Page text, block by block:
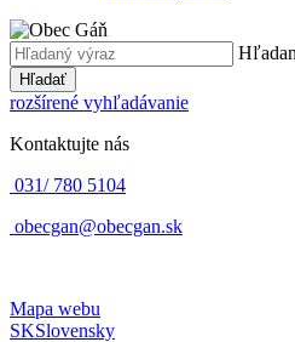
Hľadať
rozšírené vyhľadávanie
Kontaktujte nás
031/ 780 5104
obecgan@obecgan.sk
Mapa webu
SKSlovensky